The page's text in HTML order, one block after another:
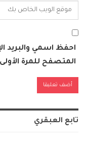
احفظ اسمي والبريد
المتصفح للمرة
تابع العبقري